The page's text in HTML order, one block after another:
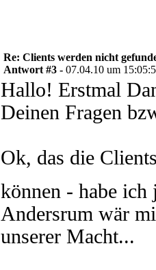
Re: Clients werden nicht
Antwort #3 - 07.04.10 um
Hallo! Erstmal
Deinen Fragen
Ok, das die
können - habe
Andersrum wär
unserer Macht...